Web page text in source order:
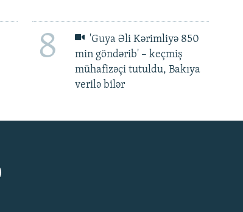
8
'Guya Əli Kərimliyə 850
min göndərib' – keçmiş
mühafizəçi tutuldu, Bakıya
verilə bilər